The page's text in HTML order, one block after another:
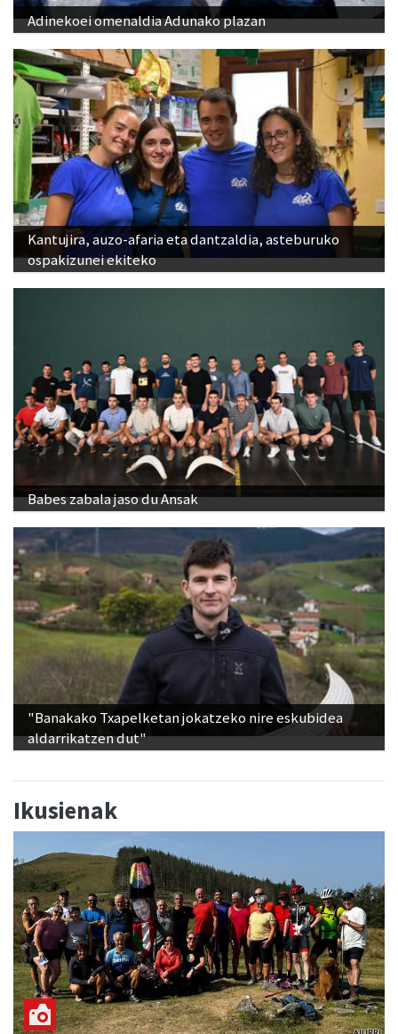
Adinekoei omenaldia Adunako plazan
Kantujira, auzo-afaria eta dantzaldia, asteburuko
ospakizunei ekiteko
Babes zabala jaso du Ansak
"Banakako Txapelketan jokatzeko nire eskubidea
aldarrikatzen dut"
Ikusienak